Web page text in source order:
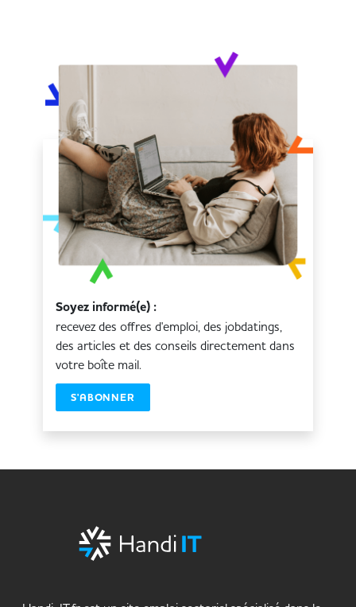
Soyez informé(e) :
recevez des offres d'emploi, des jobdatings,
des articles et des conseils directement dans
votre boîte mail.
S'ABONNER